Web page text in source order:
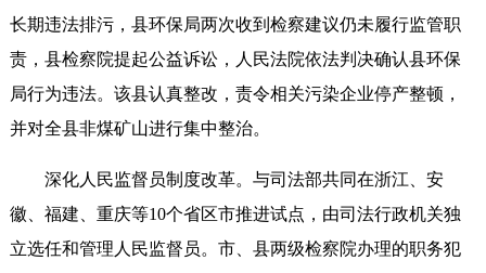
长期违法排污，县环保局两次收到检察建议仍未履行监管职
责，县检察院提起公益诉讼，人民法院依法判决确认县环保
局行为违法。该县认真整改，责令相关污染企业停产整顿，
并对全县非煤矿山进行集中整治。
深化人民监督员制度改革。与司法部共同在浙江、安
徽、福建、重庆等10个省区市推进试点，由司法行政机关独
立选任和管理人民监督员。市、县两级检察院办理的职务犯